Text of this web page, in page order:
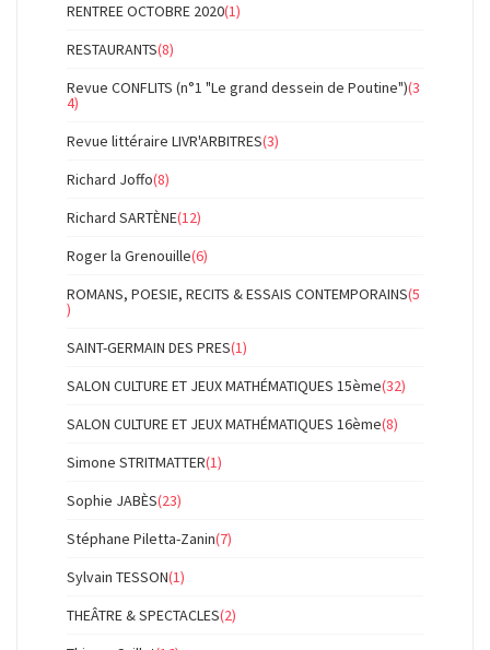
RENTREE OCTOBRE 2020(1)
RESTAURANTS(8)
Revue CONFLITS (n°1 "Le grand dessein de Poutine")(3
4)
Revue littéraire LIVR'ARBITRES(3)
Richard Joffo(8)
Richard SARTÈNE(12)
Roger la Grenouille(6)
ROMANS, POESIE, RECITS & ESSAIS CONTEMPORAINS(5
)
SAINT-GERMAIN DES PRES(1)
SALON CULTURE ET JEUX MATHÉMATIQUES 15ème(32)
SALON CULTURE ET JEUX MATHÉMATIQUES 16ème(8)
Simone STRITMATTER(1)
Sophie JABÈS(23)
Stéphane Piletta-Zanin(7)
Sylvain TESSON(1)
THEÂTRE & SPECTACLES(2)